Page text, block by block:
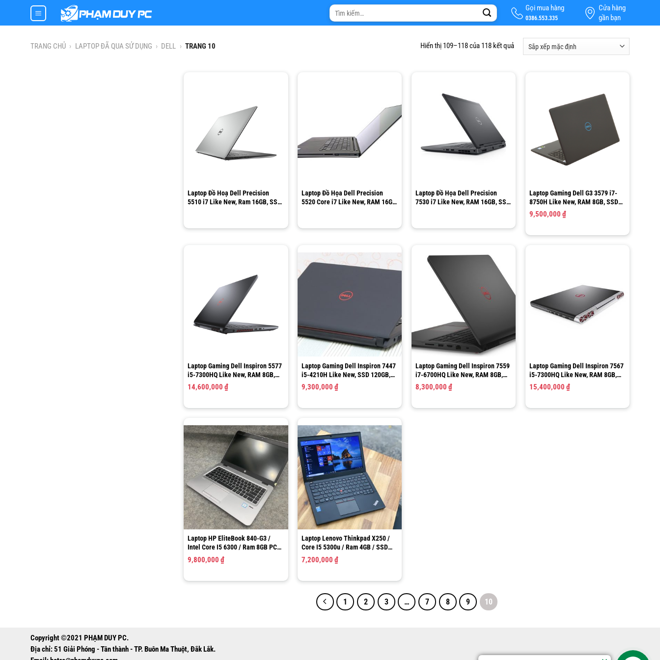
content
Tìm
kiếm:
Gọi mua hàng
0386.553.335
Cửa hàng
gần bạn
TRANG CHỦ › LAPTOP ĐÃ QUA SỬ DỤNG › DELL › TRANG 10 Hiển thị 109–118 của 118 kết quả
Laptop Đồ Hoạ Dell Precision
5510 i7 Like New, Ram 16GB, SSD
Laptop Đồ Họa Dell Precision
5520 Core i7 Like New, RAM 16GB,
Laptop Đồ Họa Dell Precision
7530 i7 Like New, RAM 16GB, SSD
Laptop Gaming Dell G3 3579 i7-
8750H Like New, RAM 8GB, SSD
240GB, 15.6”FHD
9,500,000 ₫
Laptop Gaming Dell Inspiron 5577
i5-7300HQ Like New, RAM 8GB,
SSD 240GB,15.6”FHD
14,600,000₫
Laptop Gaming Dell Inspiron 7447
i5-4210H Like New, SSD 120GB,
RAM 8GB DDR3L
9,300,000₫
Laptop Gaming Dell Inspiron 7559
i7-6700HQ Like New, RAM 8GB,
HDD 1TB, 15.6”FHD
8,300,000₫
Laptop Gaming Dell Inspiron 7567
i5-7300HQ Like New, RAM 8GB,
15.6 inch
15,400,000 ₫
Laptop HP EliteBook 840-G3 /
Intel Core I5 6300 / Ram 8GB PC4
/ SSD 256GB / Intel HD Graphics
520 / LCD 14″FHD
9,800,000₫
Laptop Lenovo Thinkpad X250 /
Core I5 5300u / Ram 4GB / SSD
128GB / HD Graphics 5500 / LCD
12.5″ HD
7,200,000₫
1 2 3 … 7 8 9 10
Copyright ©2021 PHẠM DUY PC.
Địa chỉ: 51 Giải Phóng - Tân thành - TP. Buôn Ma Thuột, Đắk Lắk.